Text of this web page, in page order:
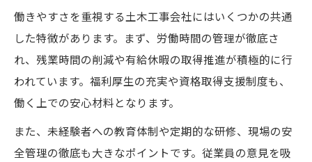
働きやすさを重視する土木工事会社にはいくつかの共通
した特徴があります。まず、労働時間の管理が徹底さ
れ、残業時間の削減や有給休暇の取得推進が積極的に行
われています。福利厚生の充実や資格取得支援制度も、
働く上での安心材料となります。
また、未経験者への教育体制や定期的な研修、現場の安
全管理の徹底も大きなポイントです。従業員の意見を吸